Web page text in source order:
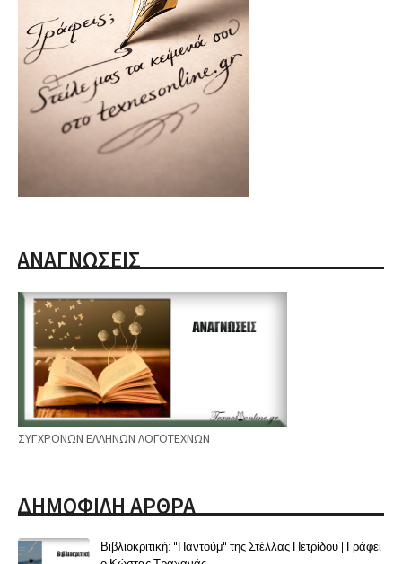
ΑΝΑΓΝΩΣΕΙΣ
ΣΥΓΧΡΟΝΩΝ ΕΛΛΗΝΩΝ ΛΟΓΟΤΕΧΝΩΝ
ΔΗΜΟΦΙΛΗ ΑΡΘΡΑ
Βιβλιοκριτική: "Παντούμ" της Στέλλας Πετρίδου | Γράφει